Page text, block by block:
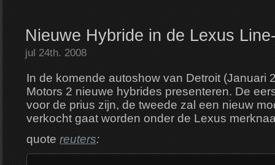
Nieuwe Hybride in de Lexus
jul 24th. 2008
In de komende autoshow van Detroit (Januari
Motors 2 nieuwe hybrides presenteren. De
voor de prius zijn, de tweede zal een nieuw
verkocht gaat worden onder de Lexus
quote reuters: